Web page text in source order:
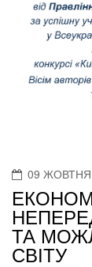
09 ЖОВТНЯ
ТА
СВІТУ